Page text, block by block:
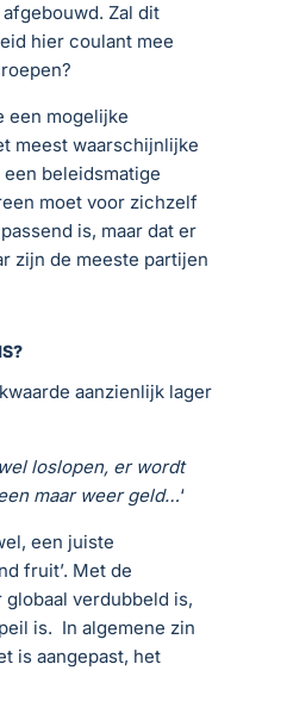
Zal dit
hier coulant mee
een mogelijke
meest waarschijnlijke
beleidsmatige
moet voor zichzelf
is, maar dat er
zijn de meeste partijen
aanzienlijk lager
loslopen, er wordt
maar weer geld…‘
een juiste
fruit’. Met de
verdubbeld is,
is. In algemene zin
is aangepast, het